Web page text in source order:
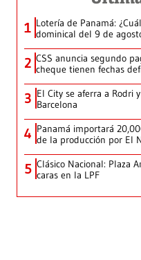
1 Lotería de Panamá:
dominical del 9 de
2 CSS anuncia segundo
cheque tienen fechas
3 El City se aferra a Rodri
Barcelona
4 Panamá importará
de la producción por El
5 Clásico Nacional: Plaza
caras en la LPF